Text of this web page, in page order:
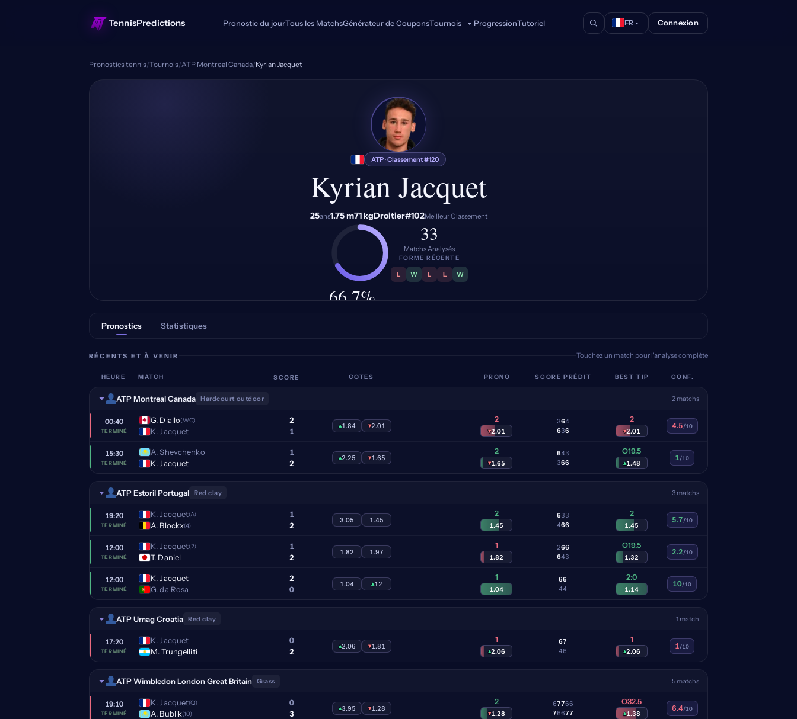
TennisPredictions Pronostic du jourTous les MatchsGénérateur de CouponsTournois ProgressionTutoriel FR Connexion
Pronostics tennis/Tournois/ATP Montreal Canada/Kyrian Jacquet
KJ
ATP · Classement #120
Kyrian Jacquet
25ans1.75 m71 kgDroitier#102Meilleur Classement
66.7%
33
Matchs Analysés
FORME RÉCENTE
L W L L W
Pronostics Statistiques
RÉCENTS ET À VENIR Touchez un match pour l'analyse complète
HEURE MATCH SCORE COTES PRONO SCORE PRÉDIT BEST TIP CONF.
ATP Montreal Canada Hardcourt outdoor 2 matchs
00:40
TERMINÉ
G. Diallo(WC)
K. Jacquet
2
1
▴1.84 ▾2.01
2
▾2.01
3
6
6
3
4
6
2
▾2.01
4.5/10
15:30
TERMINÉ
A. Shevchenko
K. Jacquet
1
2
▴2.25 ▾1.65
2
▾1.65
6
3
4
6
3
6
O19.5
▴1.48
1/10
ATP Estoril Portugal Red clay 3 matchs
19:20
TERMINÉ
K. Jacquet(A)
A. Blockx(4)
1
2
3.05 1.45
2
1.45
6
4
3
6
3
6
2
1.45
5.7/10
12:00
TERMINÉ
K. Jacquet(2)
T. Daniel
1
2
1.82 1.97
1
1.82
2
6
6
4
6
3
O19.5
1.32
2.2/10
12:00
TERMINÉ
K. Jacquet
G. da Rosa
2
0
1.04 ▴12
1
1.04
6
4
6
4
2:0
1.14
10/10
ATP Umag Croatia Red clay 1 match
17:20
TERMINÉ
K. Jacquet
M. Trungelliti
0
2
▴2.06 ▾1.81
1
▴2.06
6
4
7
6
1
▴2.06
1/10
ATP Wimbledon London Great Britain Grass 5 matchs
19:10
TERMINÉ
K. Jacquet(Q)
A. Bublik(10)
0
3
▴3.95 ▾1.28
2
▾1.28
6
7
7
6
7
6
6
7
6
7
O32.5
▴1.38
6.4/10